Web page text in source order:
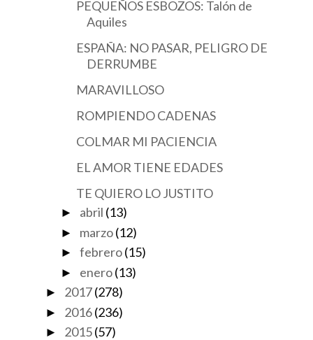
PEQUEÑOS ESBOZOS: Talón de
Aquiles
ESPAÑA: NO PASAR, PELIGRO DE
DERRUMBE
MARAVILLOSO
ROMPIENDO CADENAS
COLMAR MI PACIENCIA
EL AMOR TIENE EDADES
TE QUIERO LO JUSTITO
► abril (13)
► marzo (12)
► febrero (15)
► enero (13)
► 2017(278)
► 2016(236)
► 2015(57)